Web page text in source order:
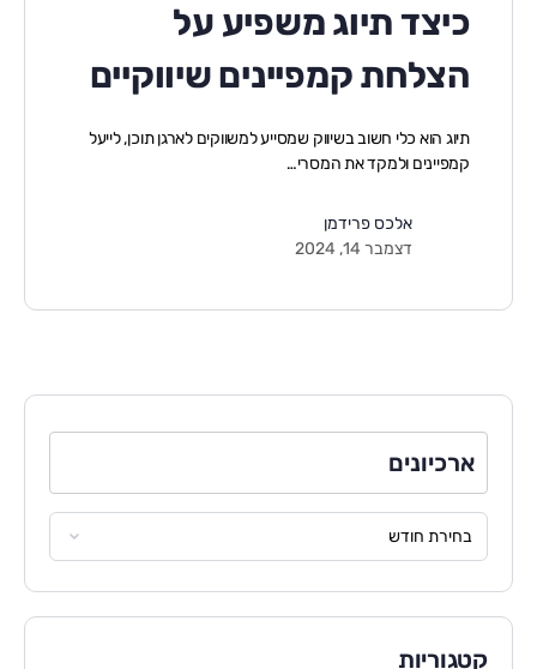
כיצד תיוג משפיע על
הצלחת קמפיינים שיווקיים
תיוג הוא כלי חשוב בשיווק שמסייע למשווקים לארגן תוכן, לייעל
קמפיינים ולמקד את המסרי…
אלכס פרידמן
דצמבר 14, 2024
ארכיונים
קטגוריות